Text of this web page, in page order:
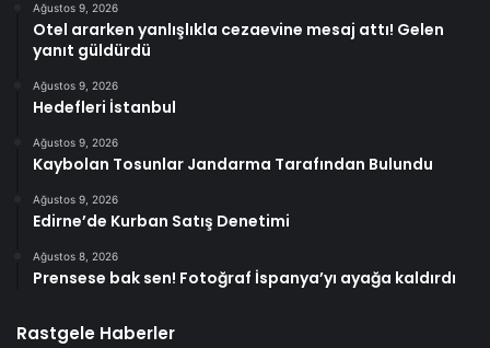
Ağustos 9, 2026
Otel ararken yanlışlıkla cezaevine mesaj attı! Gelen
yanıt güldürdü
Ağustos 9, 2026
Hedefleri İstanbul
Ağustos 9, 2026
Kaybolan Tosunlar Jandarma Tarafından Bulundu
Ağustos 9, 2026
Edirne’de Kurban Satış Denetimi
Ağustos 8, 2026
Prensese bak sen! Fotoğraf İspanya’yı ayağa kaldırdı
Rastgele Haberler